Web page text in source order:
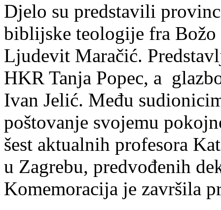
Djelo su predstavili
biblijske teologije fra
Ljudevit Maračić.
HKR Tanja Popec, a
Ivan Jelić. Među
poštovanje svojemu
šest aktualnih profesora
u Zagrebu, predvođenih
Komemoracija je završila